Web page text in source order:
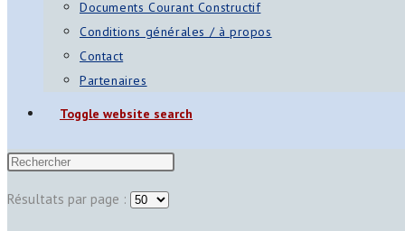
Documents Courant Constructif
Conditions générales / à propos
Contact
Partenaires
Toggle website search
Résultats par page :